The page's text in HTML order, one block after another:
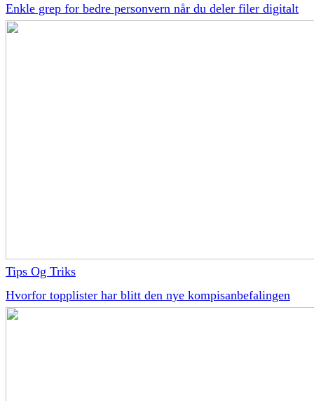
Enkle grep for bedre personvern når du deler filer digitalt
Tips Og Triks
Hvorfor topplister har blitt den nye kompisanbefalingen